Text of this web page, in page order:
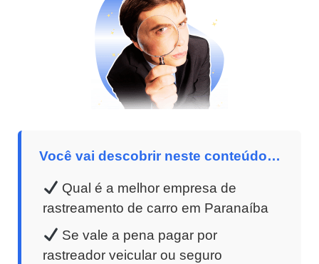
Você vai descobrir neste conteúdo…
Qual é a melhor empresa de
rastreamento de carro em Paranaíba
Se vale a pena pagar por
rastreador veicular ou seguro